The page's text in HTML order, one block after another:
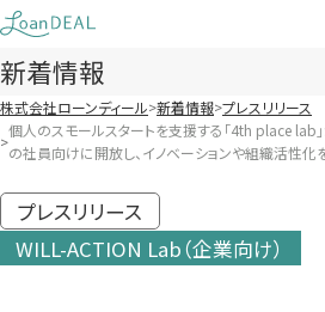
Skip
to
content
新着情報
株式会社ローンディール 新着情報 プレスリリース
個人のスモールスタートを支援する「4th place lab
の社員向けに開放し、イノベーションや組織活性化
プレスリリース
WILL-ACTION Lab（企業向け）